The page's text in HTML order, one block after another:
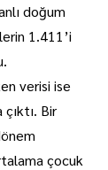
doğum
1.411’i
verisi ise
Bir
çocuk